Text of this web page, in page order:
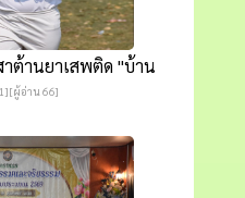
ต้านยาเสพติด "บ้าน
ผู้อ่าน 66]